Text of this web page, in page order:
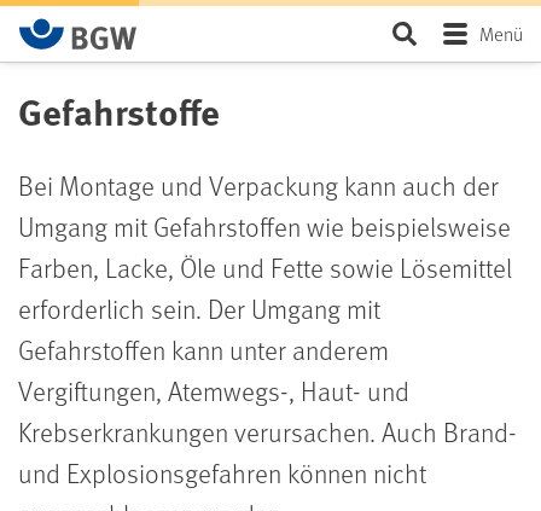
Zum Hauptinhalt springen SeiteMenü
Gefahrstoffe
Bei Montage und Verpackung kann auch der
Umgang mit Gefahrstoffen wie beispielsweise
Farben, Lacke, Öle und Fette sowie Lösemittel
erforderlich sein. Der Umgang mit
Gefahrstoffen kann unter anderem
Vergiftungen, Atemwegs-, Haut- und
Krebserkrankungen verursachen. Auch Brand-
und Explosionsgefahren können nicht